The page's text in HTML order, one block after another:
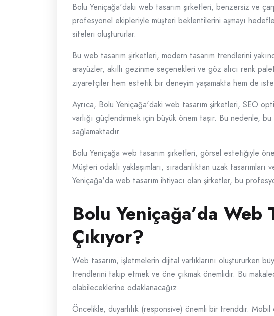
Bolu Yeniçağa'daki web tasarım şirketleri, benzersiz ve
profesyonel ekipleriyle müşteri beklentilerini aşmayı
siteleri oluştururlar.
Bu web tasarım şirketleri, modern tasarım trendlerini
arayüzler, akıllı gezinme seçenekleri ve göz alıcı renk
ziyaretçiler hem estetik bir deneyim yaşamakta hem de
Ayrıca, Bolu Yeniçağa'daki web tasarım şirketleri, SEO
varlığı güçlendirmek için büyük önem taşır. Bu nedenle,
sağlamaktadır.
Bolu Yeniçağa web tasarım şirketleri, görsel estetiğiyle
Müşteri odaklı yaklaşımları, sıradanlıktan uzak
Yeniçağa'da web tasarım ihtiyacı olan şirketler, bu
Bolu Yeniçağa’da Web
Çıkıyor?
Web tasarım, işletmelerin dijital varlıklarını oluştururken
trendlerini takip etmek ve öne çıkmak önemlidir. Bu
olabileceklerine odaklanacağız.
Öncelikle, duyarlılık (responsive) önemli bir trenddir. Mobil